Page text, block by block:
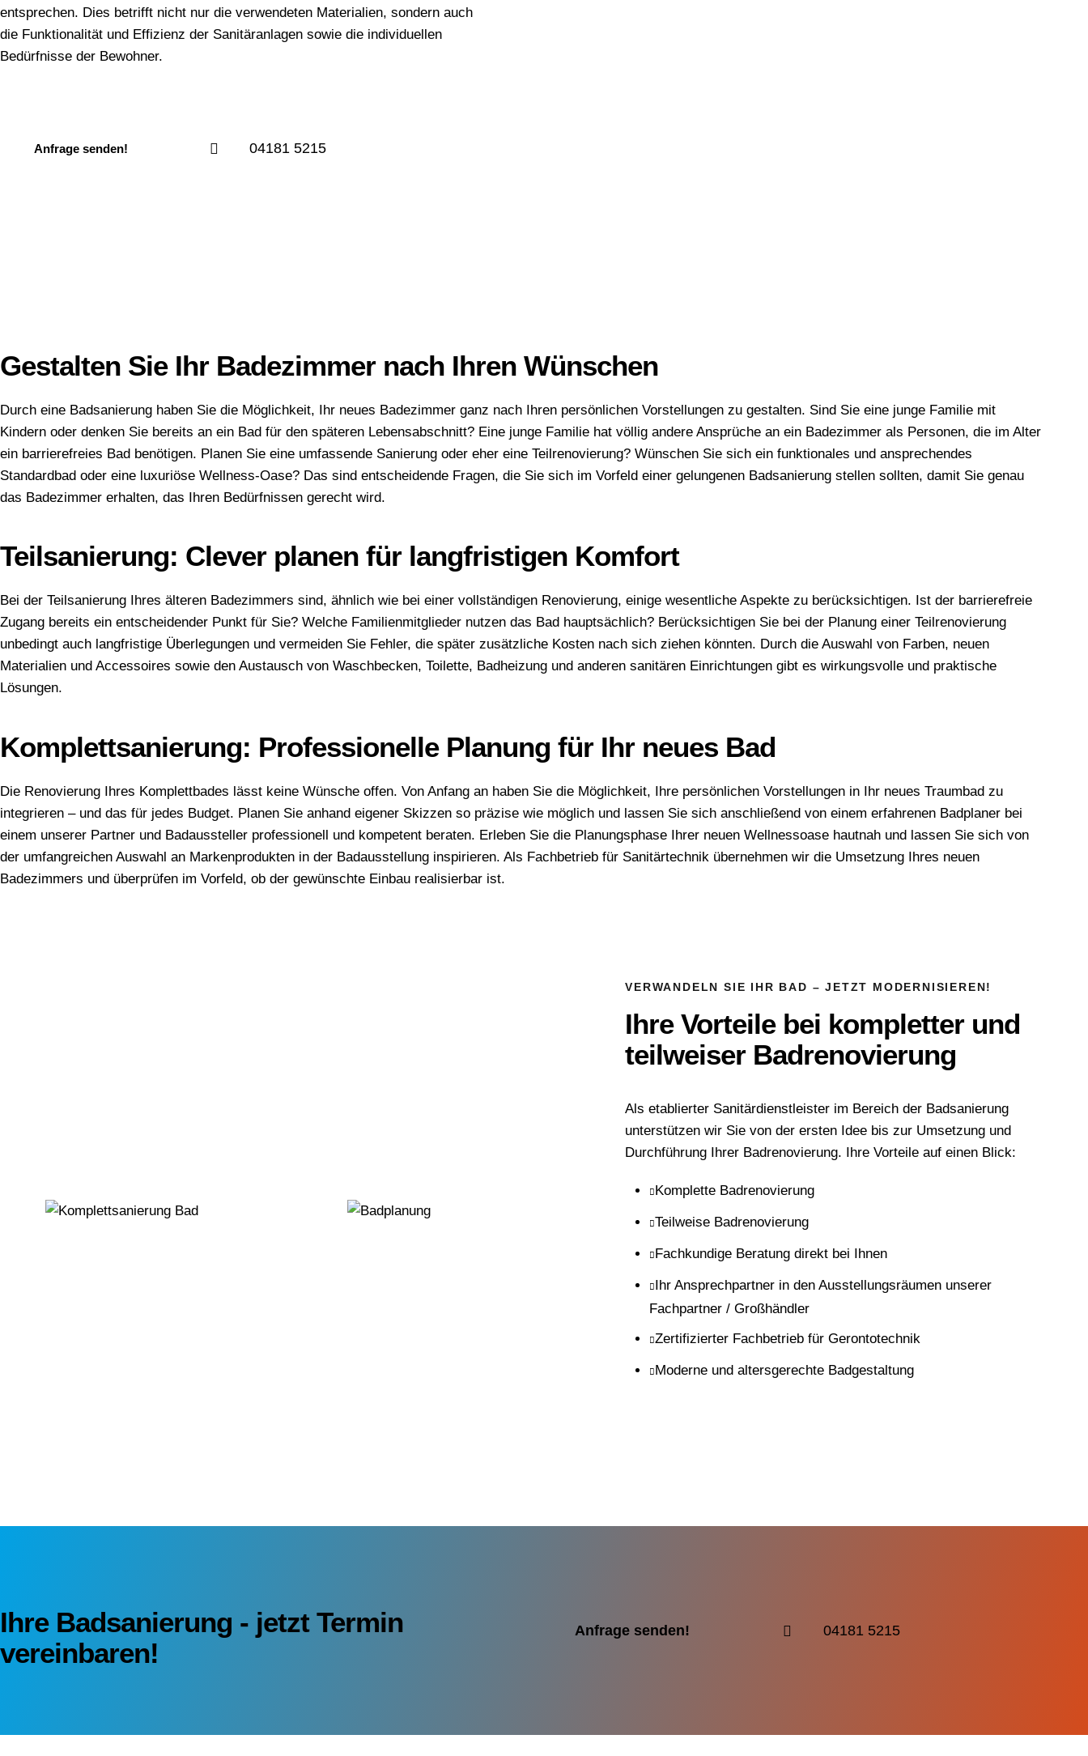
entsprechen. Dies betrifft nicht nur die verwendeten Materialien, sondern auch
die Funktionalität und Effizienz der Sanitäranlagen sowie die individuellen
Bedürfnisse der Bewohner.
Anfrage senden! 04181 5215
Gestalten Sie Ihr Badezimmer nach Ihren Wünschen
Durch eine Badsanierung haben Sie die Möglichkeit, Ihr neues Badezimmer ganz nach Ihren persönlichen Vorstellungen zu gestalten. Sind Sie eine junge Familie mit
Kindern oder denken Sie bereits an ein Bad für den späteren Lebensabschnitt? Eine junge Familie hat völlig andere Ansprüche an ein Badezimmer als Personen, die im Alter
ein barrierefreies Bad benötigen. Planen Sie eine umfassende Sanierung oder eher eine Teilrenovierung? Wünschen Sie sich ein funktionales und ansprechendes
Standardbad oder eine luxuriöse Wellness-Oase? Das sind entscheidende Fragen, die Sie sich im Vorfeld einer gelungenen Badsanierung stellen sollten, damit Sie genau
das Badezimmer erhalten, das Ihren Bedürfnissen gerecht wird.
Teilsanierung: Clever planen für langfristigen Komfort
Bei der Teilsanierung Ihres älteren Badezimmers sind, ähnlich wie bei einer vollständigen Renovierung, einige wesentliche Aspekte zu berücksichtigen. Ist der barrierefreie
Zugang bereits ein entscheidender Punkt für Sie? Welche Familienmitglieder nutzen das Bad hauptsächlich? Berücksichtigen Sie bei der Planung einer Teilrenovierung
unbedingt auch langfristige Überlegungen und vermeiden Sie Fehler, die später zusätzliche Kosten nach sich ziehen könnten. Durch die Auswahl von Farben, neuen
Materialien und Accessoires sowie den Austausch von Waschbecken, Toilette, Badheizung und anderen sanitären Einrichtungen gibt es wirkungsvolle und praktische
Lösungen.
Komplettsanierung: Professionelle Planung für Ihr neues Bad
Die Renovierung Ihres Komplettbades lässt keine Wünsche offen. Von Anfang an haben Sie die Möglichkeit, Ihre persönlichen Vorstellungen in Ihr neues Traumbad zu
integrieren – und das für jedes Budget. Planen Sie anhand eigener Skizzen so präzise wie möglich und lassen Sie sich anschließend von einem erfahrenen Badplaner bei
einem unserer Partner und Badaussteller professionell und kompetent beraten. Erleben Sie die Planungsphase Ihrer neuen Wellnessoase hautnah und lassen Sie sich von
der umfangreichen Auswahl an Markenprodukten in der Badausstellung inspirieren. Als Fachbetrieb für Sanitärtechnik übernehmen wir die Umsetzung Ihres neuen
Badezimmers und überprüfen im Vorfeld, ob der gewünschte Einbau realisierbar ist.
VERWANDELN SIE IHR BAD – JETZT MODERNISIEREN!
Ihre Vorteile bei kompletter und
teilweiser Badrenovierung
Als etablierter Sanitärdienstleister im Bereich der Badsanierung
unterstützen wir Sie von der ersten Idee bis zur Umsetzung und
Durchführung Ihrer Badrenovierung. Ihre Vorteile auf einen Blick:
Komplette Badrenovierung
Teilweise Badrenovierung
Fachkundige Beratung direkt bei Ihnen
Ihr Ansprechpartner in den Ausstellungsräumen unserer
Fachpartner / Großhändler
Zertifizierter Fachbetrieb für Gerontotechnik
Moderne und altersgerechte Badgestaltung
Ihre Badsanierung - jetzt Termin
vereinbaren!
Anfrage senden! 04181 5215